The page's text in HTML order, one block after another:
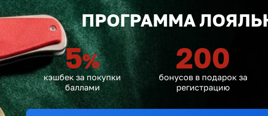
ПРОГРАММА
5%
кэшбек за покупки
баллами
200
бонусов в подарок за
регистрацию